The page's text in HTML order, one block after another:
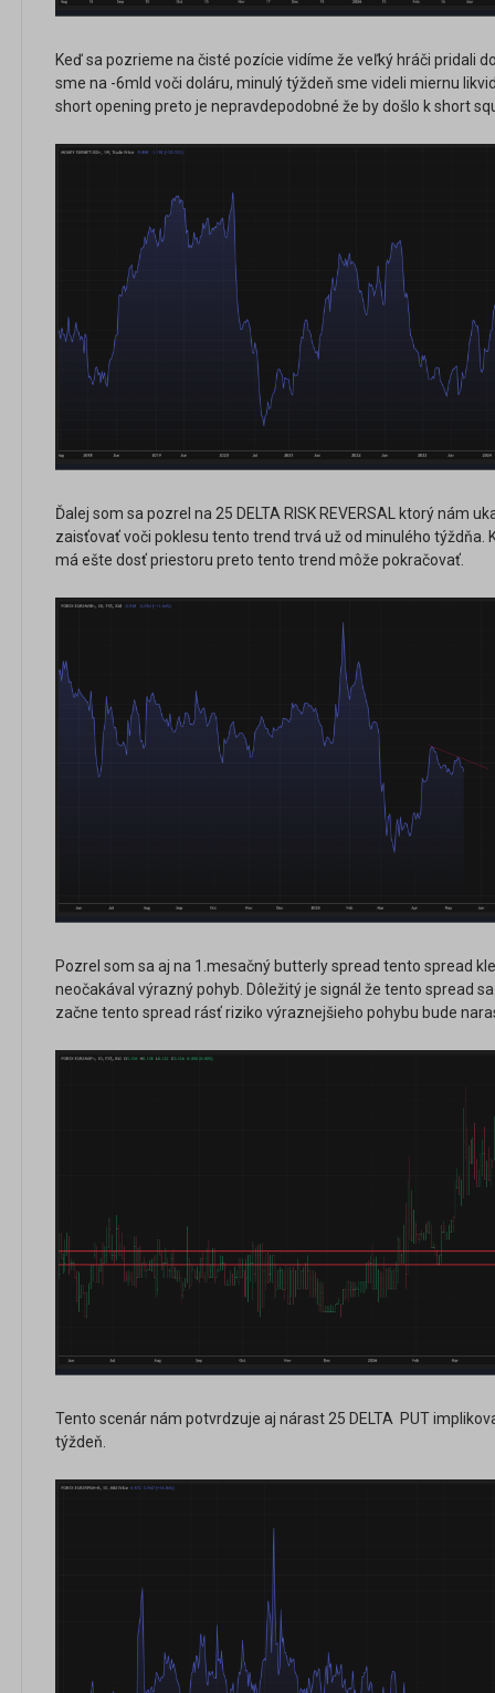
Keď sa pozrieme na čisté pozície vidíme že veľký hráči pridali
sme na -6mld voči doláru, minulý týždeň sme videli miernu
short opening preto je nepravdepodobné že by došlo k short
Ďalej som sa pozrel na 25 DELTA RISK REVERSAL ktorý nám
zaisťovať voči poklesu tento trend trvá už od minulého týždňa.
má ešte dosť priestoru preto tento trend môže pokračovať.
Pozrel som sa aj na 1.mesačný butterly spread tento spread
neočakával výrazný pohyb. Dôležitý je signál že tento spread
začne tento spread rásť riziko výraznejšieho pohybu bude
Tento scenár nám potvrdzuje aj nárast 25 DELTA PUT
týždeň.